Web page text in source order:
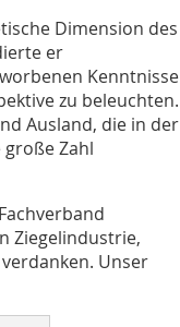
Dimension des
er
Kenntnisse
zu beleuchten.
Ausland, die in der
Zahl
Ziegelindustrie,
Unser